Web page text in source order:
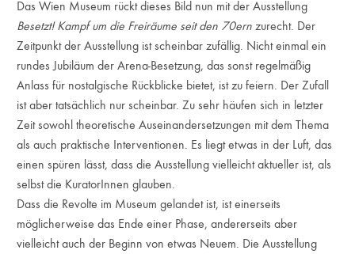
Das Wien Museum rückt dieses Bild nun mit der Ausstellung
Besetzt! Kampf um die Freiräume seit den 70ern zurecht. Der
Zeitpunkt der Ausstellung ist scheinbar zufällig. Nicht einmal ein
rundes Jubiläum der Arena-Besetzung, das sonst regelmäßig
Anlass für nostalgische Rückblicke bietet, ist zu feiern. Der Zufall
ist aber tatsächlich nur scheinbar. Zu sehr häufen sich in letzter
Zeit sowohl theoretische Auseinandersetzungen mit dem Thema
als auch praktische Interventionen. Es liegt etwas in der Luft, das
einen spüren lässt, dass die Ausstellung vielleicht aktueller ist, als
selbst die KuratorInnen glauben.
Dass die Revolte im Museum gelandet ist, ist einerseits
möglicherweise das Ende einer Phase, andererseits aber
vielleicht auch der Beginn von etwas Neuem. Die Ausstellung